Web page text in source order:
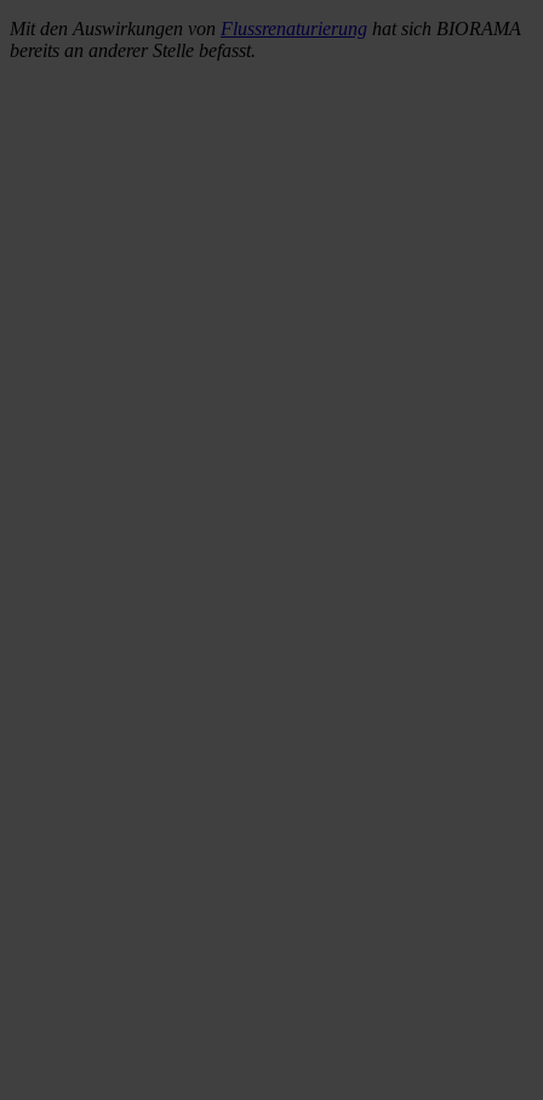
Mit den Auswirkungen von Flussrenaturierung hat sich BIORAMA
bereits an anderer Stelle befasst.